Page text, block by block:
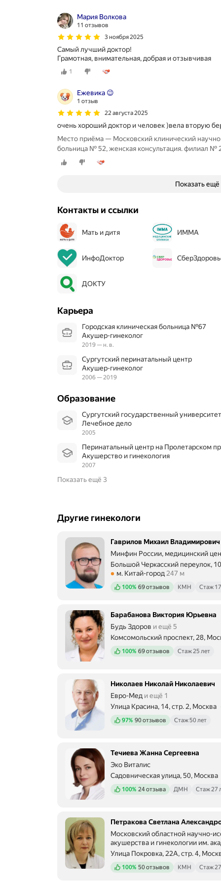
Мария Волкова
11 отзывов
3 ноября 2025
Самый лучший доктор!
Грамотная, внимательная, добрая и отзывчивая
1
Ежевика 😉
1 отзыв
22 августа 2025
очень хороший доктор и человек )вела вторую
Место приёма — Московский клинический
больница № 52, женская консультация. филиал №
Показать ещё
Контакты и ссылки
Мать и дитя ИММА
ИнфоДоктор
ДОКТУ
Карьера
Городская клиническая больница №67
Акушер-гинеколог
2019 — н. в.
Сургутский перинатальный центр
Акушер-гинеколог
2006 — 2019
Образование
Сургутский государственный университет
Лечебное дело
2005
Перинатальный центр на Пролетарском
Акушерство и гинекология
2007
Показать ещё 3
Другие гинекологи
Гаврилов Михаил Владимирович
Минфин России, медицинский
Большой Черкасский переулок,
Метро м. Китай-город Расстояние
м. Китай-город 247 м
Положительных отзывов
100% 69 отзывов КМН Стаж
Барабанова Виктория Юрьевна
Будь Здоров и ещё 5
Комсомольский проспект, 28,
Метро м. Фрунзенская
Положительных отзывов
100% 69 отзывов Стаж 25 лет
Николаев Николай Николаевич
Евро-Мед и ещё 1
Улица Красина, 14, стр. 2, Москва
Метро м. Маяковская Расстояние
Положительных отзывов
97% 90 отзывов Стаж 50 лет
Течиева Жанна Сергеевна
Эко Виталис
Садовническая улица, 50, Москва
Метро м. Новокузнецкая
Положительных отзывов
100% 24 отзыва ДМН Стаж 27
Петракова Светлана
Московский областной научно-
акушерства и гинекологии им.
Улица Покровка, 22А, стр. 4,
Метро м. Чистые пруды
Положительных отзывов
100% 50 отзывов КМН Стаж